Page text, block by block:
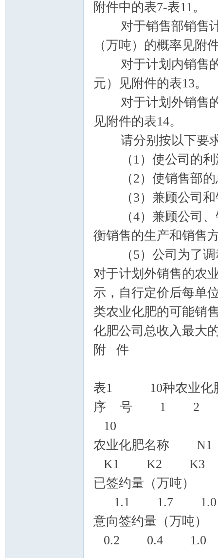
附件中的表7-表11。
对于销售部销售计
（万吨）的概率见附
对于计划内销售的
元）见附件的表13。
对于计划外销售的
见附件的表14。
请分别按以下要求
（1）使公司的利
（2）使销售部的
（3）兼顾公司和
（4）兼顾公司、
衡销售的生产和销售
（5）公司为了调
对于计划外销售的农
示，自行定价后每单
类农业化肥的可能销
化肥公司总收入最大
附 件
表1 10种农业化肥
序 号 1
10
农业化肥名
K1 K2 K3
已签约量（
1.1 1.7
意向签约量（
0.2 0.4 1.0